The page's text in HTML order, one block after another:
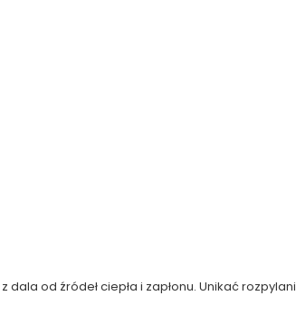
od źródeł ciepła i zapłonu. Unikać